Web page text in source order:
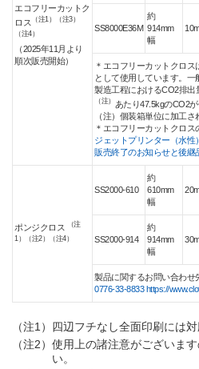
エコフリーカットク
ロス （注1）（注3）
（注4）
（2025年11月より
順次販売開始）
SS8000E36M
約
914mm
幅
＊エコフリーカットクロ
として使用しています。一
製造工程におけるCO2排出
（注） あたり47.5kgのCO2
（注）個装箱単位に加工さ
＊エコフリーカットクロス
ジェットプリンター（水性
販売終了のお知らせと後継
ポンジクロス
（注
1）（注2）（注4）
SS2000-610
約
610mm
幅
SS2000-914
約
914mm
幅
製品に関するお問い合わ
0776-33-8833 https://
（注1） 四辺フチなし全面印刷には対
（注2） 使用上の諸注意がございま
い。